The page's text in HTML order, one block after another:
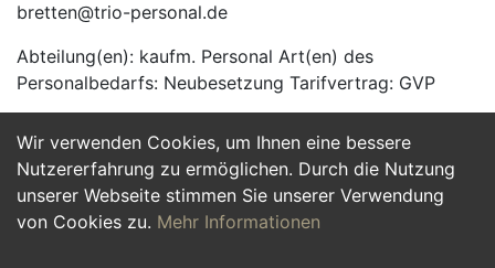
Wir verwenden Cookies, um Ihnen eine bessere
Nutzererfahrung zu ermöglichen. Durch die Nutzung
unserer Webseite stimmen Sie unserer Verwendung
von Cookies zu. Mehr Informationen
bretten@trio-personal.de
Abteilung(en): kaufm. Personal Art(en) des
Personalbedarfs: Neubesetzung Tarifvertrag: GVP
Jetzt Bewerben